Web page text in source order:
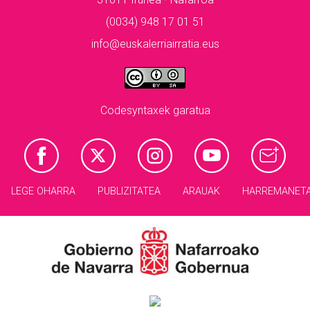
(0034) 948 17 01 51
info@euskalerriairratia.eus
Codesyntaxek garatua
LEGE OHARRA PUBLIZITATEA ARAUAK